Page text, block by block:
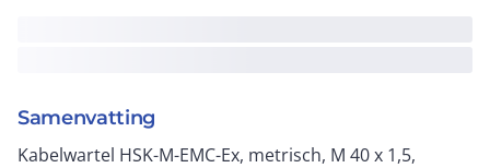
Samenvatting
Kabelwartel HSK-M-EMC-Ex, metrisch, M 40 x 1,5,